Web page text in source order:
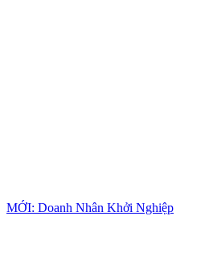
MỚI: Doanh Nhân Khởi Nghiệp